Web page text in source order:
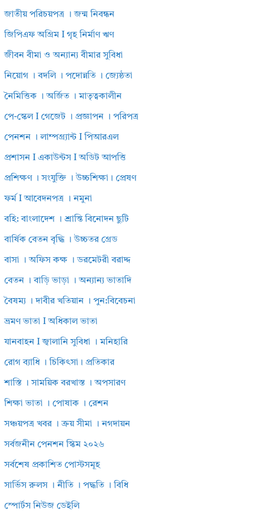
জাতীয় পরিচয়পত্র । জন্ম নিবন্ধন
জিপিএফ অগ্রিম I গৃহ নির্মাণ ঋণ
জীবন বীমা ও অন্যান্য বীমার সুবিধা
নিয়োগ । বদলি । পদোন্নতি । জ্যেষ্ঠতা
নৈমিত্তিক । অর্জিত । মাতৃত্বকালীন
পে-স্কেল I গেজেট । প্রজ্ঞাপন । পরিপত্র
পেনশন । লাম্পগ্র্যান্ট I পিআরএল
প্রশাসন I একাউন্টস I অডিট আপত্তি
প্রশিক্ষণ । সংযুক্তি । উচ্চশিক্ষা। প্রেষণ
ফর্ম I আবেদনপত্র । নমুনা
বহি: বাংলাদেশ । শ্রান্তি বিনোদন ছুটি
বার্ষিক বেতন বৃদ্ধি । উচ্চতর গ্রেড
বাসা । অফিস কক্ষ । ডরমেটরী বরাদ্দ
বেতন । বাড়ি ভাড়া । অন্যান্য ভাতাদি
বৈষম্য । দাবীর খতিয়ান । পুন:বিবেচনা
ভ্রমণ ভাতা I অধিকাল ভাতা
যানবাহন I জ্বালানি সুবিধা । মনিহারি
রোগ ব্যাধি । চিকিৎসা। প্রতিকার
শাস্তি । সাময়িক বরখাস্ত । অপসারণ
শিক্ষা ভাতা । পোষাক । রেশন
সঞ্চয়পত্র খবর । ক্রয় সীমা । নগদায়ন
সর্বজনীন পেনশন স্কিম ২০২৬
সর্বশেষ প্রকাশিত পোস্টসমূহ
সার্ভিস রুলস । নীতি । পদ্ধতি । বিধি
স্পোর্টস নিউজ ডেইলি